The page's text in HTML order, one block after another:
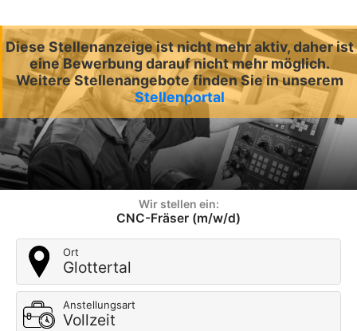
Diese Stellenanzeige ist nicht mehr aktiv, daher ist
eine Bewerbung darauf nicht mehr möglich.
Weitere Stellenangebote finden Sie in unserem
Stellenportal
Wir stellen ein:
CNC-Fräser (m/w/d)
Ort
Glottertal
Anstellungsart
Vollzeit